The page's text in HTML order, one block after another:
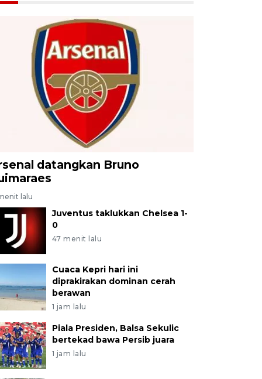
datangkan Bruno
lalu
Juventus taklukkan Chelsea 1-
0
47 menit lalu
Cuaca Kepri hari ini
diprakirakan dominan cerah
berawan
1 jam lalu
Piala Presiden, Balsa Sekulic
bertekad bawa Persib juara
1 jam lalu